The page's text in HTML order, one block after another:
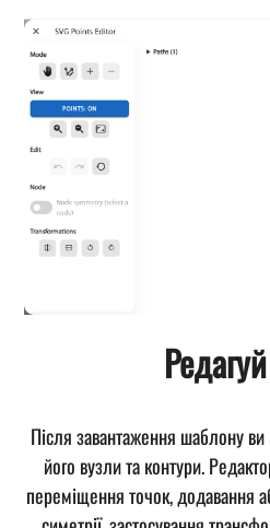
Після завантаження шаблону
його вузли та контури.
переміщення точок, додавання